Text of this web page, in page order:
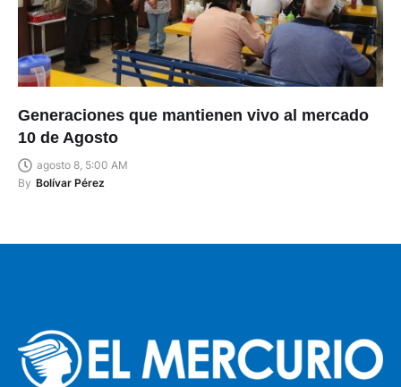
Generaciones que mantienen vivo al mercado
10 de Agosto
agosto 8, 5:00 AM
By Bolívar Pérez